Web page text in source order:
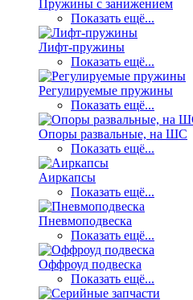
Пружины с занижением
Показать ещё...
Лифт-пружины
Показать ещё...
Регулируемые пружины
Показать ещё...
Опоры развальные, на ШС
Показать ещё...
Аиркапсы
Показать ещё...
Пневмоподвеска
Показать ещё...
Оффроуд подвеска
Показать ещё...